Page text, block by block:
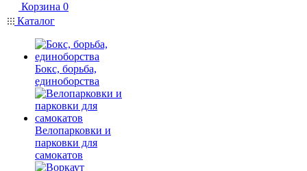
Корзина 0
Каталог
Бокс, борьба,
единоборства
Велопарковки и
парковки для
самокатов